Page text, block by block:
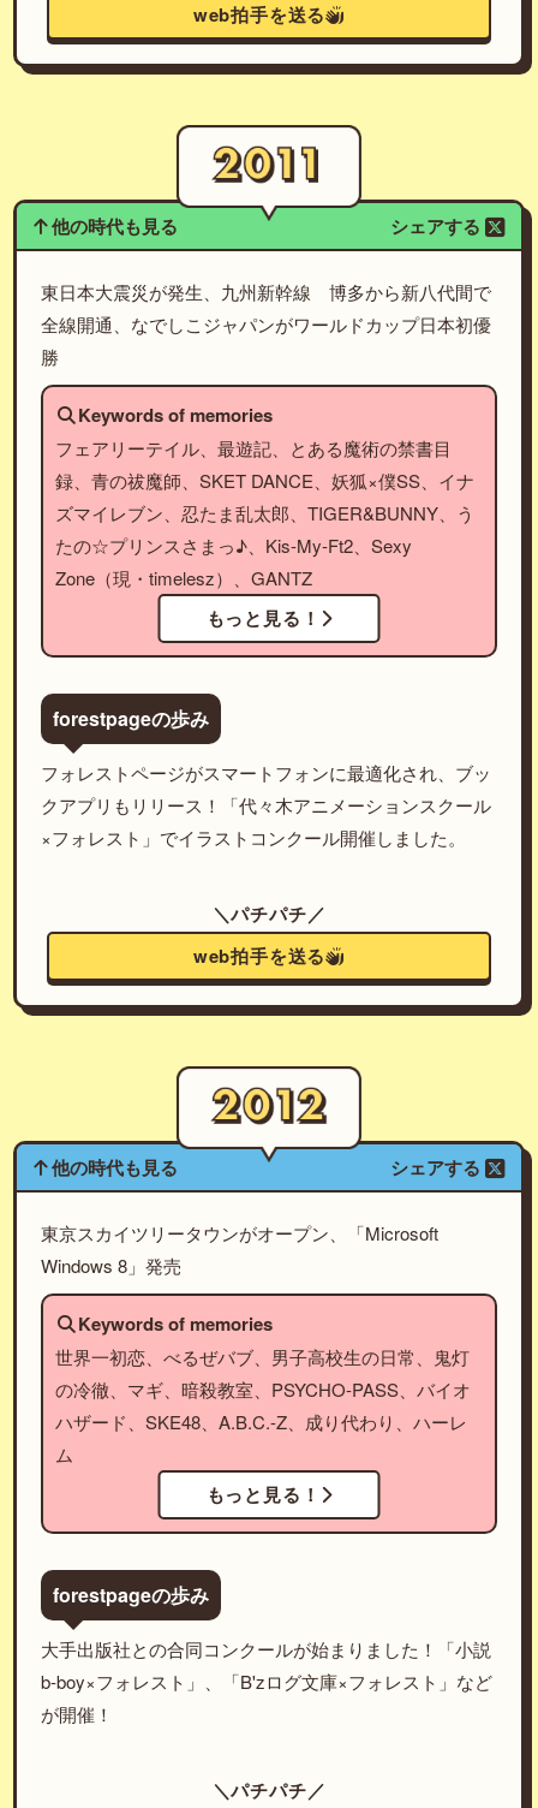
web拍手を送る
他の時代も見る シェアする
東日本大震災が発生、九州新幹線 博多から新八代間で
全線開通、なでしこジャパンがワールドカップ日本初優
勝
Keywords of memories
フェアリーテイル、最遊記、とある魔術の禁書目
録、青の祓魔師、SKET DANCE、妖狐×僕SS、イナ
ズマイレブン、忍たま乱太郎、TIGER&BUNNY、う
たの☆プリンスさまっ♪、Kis-My-Ft2、Sexy
Zone（現・timelesz）、GANTZ
もっと見る！
forestpageの歩み
フォレストページがスマートフォンに最適化され、ブッ
クアプリもリリース！「代々木アニメーションスクール
×フォレスト」でイラストコンクール開催しました。
＼パチパチ／
web拍手を送る
他の時代も見る シェアする
東京スカイツリータウンがオープン、「Microsoft
Windows 8」発売
Keywords of memories
世界一初恋、べるぜバブ、男子高校生の日常、鬼灯
の冷徹、マギ、暗殺教室、PSYCHO-PASS、バイオ
ハザード、SKE48、A.B.C.-Z、成り代わり、ハーレ
ム
もっと見る！
forestpageの歩み
大手出版社との合同コンクールが始まりました！「小説
b-boy×フォレスト」、「B'zログ文庫×フォレスト」など
が開催！
＼パチパチ／